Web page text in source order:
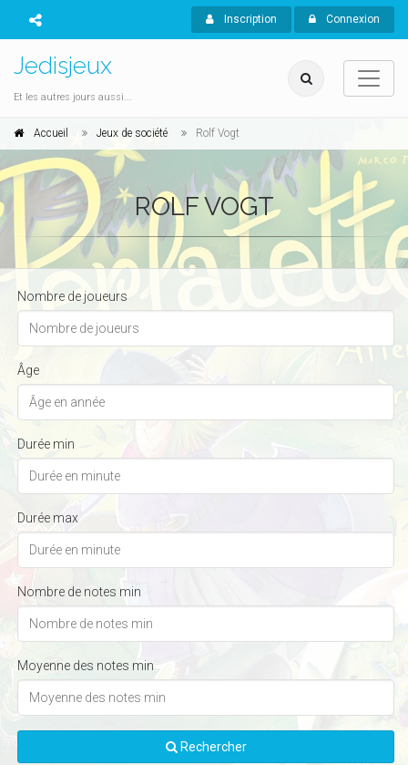
Inscription Connexion
Jedisjeux
Et les autres jours aussi...
Accueil Jeux de société Rolf Vogt
ROLF VOGT
Nombre de joueurs
Âge
Durée min
Durée max
Nombre de notes min
Moyenne des notes min
Rechercher